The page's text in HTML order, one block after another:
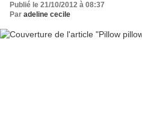
Publié le 21/10/2012 à 08:37
Par adeline cecile